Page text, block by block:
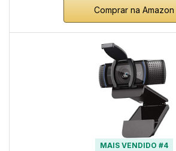
Comprar na Amazon
MAIS VENDIDO #4